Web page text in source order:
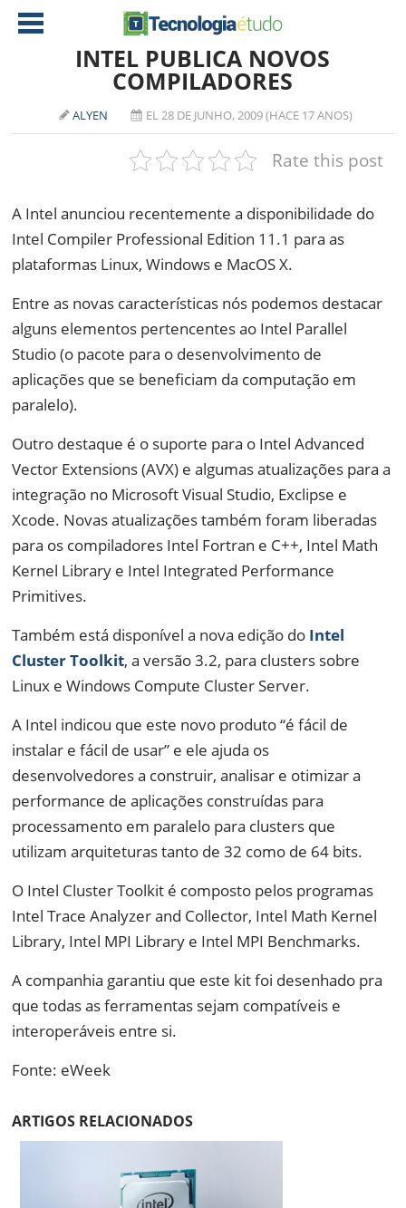
AMD
ATI
NVIDIA
SOFTWARE
NOTEBOOKS
TABLETS
IOS
NOKIA
JOGOS
DOWNLOADS
ANÁLISE
INTEL PUBLICA NOVOS
COMPILADORES
ALYEN EL 28 DE JUNHO, 2009 (HACE 17 ANOS)
Rate this post
A Intel anunciou recentemente a disponibilidade do
Intel Compiler Professional Edition 11.1 para as
plataformas Linux, Windows e MacOS X.
Entre as novas características nós podemos destacar
alguns elementos pertencentes ao Intel Parallel
Studio (o pacote para o desenvolvimento de
aplicações que se beneficiam da computação em
paralelo).
Outro destaque é o suporte para o Intel Advanced
Vector Extensions (AVX) e algumas atualizações para a
integração no Microsoft Visual Studio, Exclipse e
Xcode. Novas atualizações também foram liberadas
para os compiladores Intel Fortran e C++, Intel Math
Kernel Library e Intel Integrated Performance
Primitives.
Também está disponível a nova edição do Intel
Cluster Toolkit, a versão 3.2, para clusters sobre
Linux e Windows Compute Cluster Server.
A Intel indicou que este novo produto “é fácil de
instalar e fácil de usar” e ele ajuda os
desenvolvedores a construir, analisar e otimizar a
performance de aplicações construídas para
processamento em paralelo para clusters que
utilizam arquiteturas tanto de 32 como de 64 bits.
O Intel Cluster Toolkit é composto pelos programas
Intel Trace Analyzer and Collector, Intel Math Kernel
Library, Intel MPI Library e Intel MPI Benchmarks.
A companhia garantiu que este kit foi desenhado pra
que todas as ferramentas sejam compatíveis e
interoperáveis entre si.
Fonte: eWeek
ARTIGOS RELACIONADOS